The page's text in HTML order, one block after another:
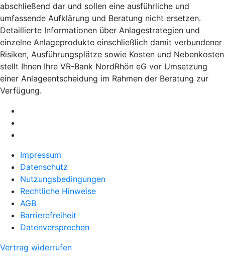
abschließend dar und sollen eine ausführliche und
umfassende Aufklärung und Beratung nicht ersetzen.
Detaillierte Informationen über Anlagestrategien und
einzelne Anlageprodukte einschließlich damit verbundener
Risiken, Ausführungsplätze sowie Kosten und Nebenkosten
stellt Ihnen Ihre VR-Bank NordRhön eG vor Umsetzung
einer Anlageentscheidung im Rahmen der Beratung zur
Verfügung.
Impressum
Datenschutz
Nutzungsbedingungen
Rechtliche Hinweise
AGB
Barrierefreiheit
Datenversprechen
Vertrag widerrufen